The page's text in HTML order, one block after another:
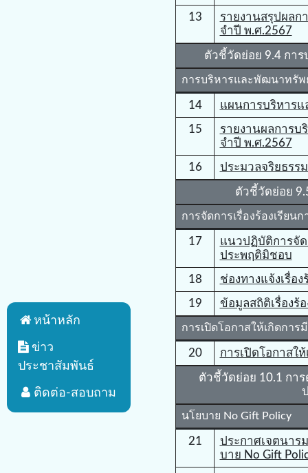
13
รายงานสรุปผลก
จําปี พ.ศ.2567
ตัวชี้วัดย่อย 9.4 กา
การบริหารและพัฒนาทรั
14 แผนการบริหาร
15
รายงานผลการ
จําปี พ.ศ.2567
16 ประมวลจริยธรร
ตัวชี้วัดย่อย
การจัดการเรื่องร้องเรีย
17
แนวปฏิบัติการจัด
ประพฤติมิชอบ
18 ช่องทางแจ้งเรื่อ
19 ข้อมูลสถิติเรื่องร้
การเปิดโอกาสให้เกิดการ
20 การเปิดโอกาสใ
ตัวชี้วัดย่อย 10.1 กา
นโยบาย No Gift Policy
21
ประกาศเจตนา
บาย No Gift
หน้าหลัก
ข่าว
ประชาสัมพันธ์
ติดต่อ-สอบถาม